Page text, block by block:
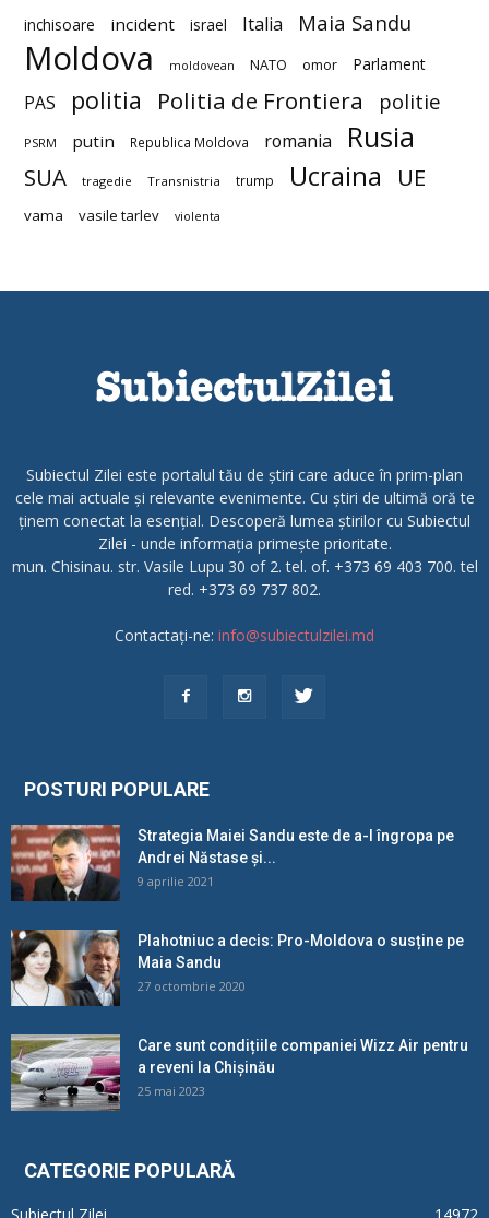
inchisoare incident israel Italia Maia Sandu
Moldova moldovean NATO omor Parlament
PAS politia Politia de Frontiera politie
PSRM putin Republica Moldova romania Rusia
SUA tragedie Transnistria trump Ucraina UE
vama vasile tarlev violenta
Subiectul Zilei este portalul tău de știri care aduce în prim-plan
cele mai actuale și relevante evenimente. Cu știri de ultimă oră te
ținem conectat la esențial. Descoperă lumea știrilor cu Subiectul
Zilei - unde informația primește prioritate.
mun. Chisinau. str. Vasile Lupu 30 of 2. tel. of. +373 69 403 700. tel
red. +373 69 737 802.
Contactați-ne: info@subiectulzilei.md
POSTURI POPULARE
Strategia Maiei Sandu este de a-l îngropa pe
Andrei Năstase și...
9 aprilie 2021
Plahotniuc a decis: Pro-Moldova o susține pe
Maia Sandu
27 octombrie 2020
Care sunt condițiile companiei Wizz Air pentru
a reveni la Chișinău
25 mai 2023
CATEGORIE POPULARĂ